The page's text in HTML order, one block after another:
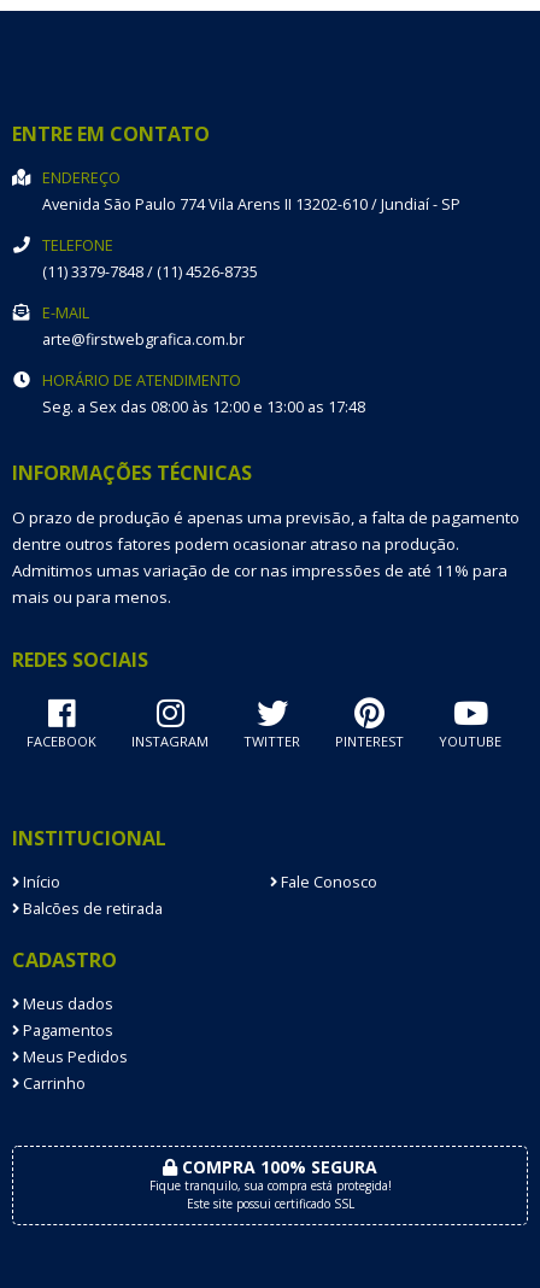
ENTRE EM CONTATO
ENDEREÇO
Avenida São Paulo 774Vila Arens II 13202-610/Jundiaí- SP
TELEFONE
(11) 3379-7848 / (11) 4526-8735
E-MAIL
arte@firstwebgrafica.com.br
HORÁRIO DE ATENDIMENTO
Seg. a Sex das 08:00 às 12:00 e 13:00 as 17:48
INFORMAÇÕES TÉCNICAS
O prazo de produção é apenas uma previsão, a falta de pagamento
dentre outros fatores podem ocasionar atraso na produção.
Admitimos umas variação de cor nas impressões de até 11% para
mais ou para menos.
REDES SOCIAIS
FACEBOOK INSTAGRAM TWITTER PINTEREST YOUTUBE
INSTITUCIONAL
Início
Fale Conosco
Balcões de retirada
CADASTRO
Meus dados
Pagamentos
Meus Pedidos
Carrinho
COMPRA 100% SEGURA
Fique tranquilo, sua compra está protegida!
Este site possui certificado SSL